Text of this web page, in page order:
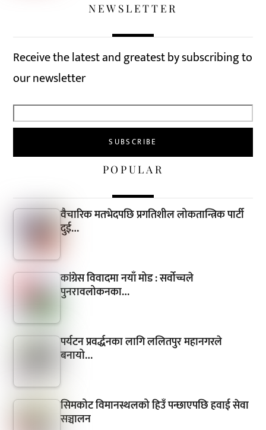
NEWSLETTER
Receive the latest and greatest by subscribing to
our newsletter
POPULAR
वैचारिक मतभेदपछि प्रगतिशील लोकतान्त्रिक पार्टी
दुई…
कांग्रेस विवादमा नयाँ मोड : सर्वोच्चले
पुनरावलोकनका…
पर्यटन प्रवर्द्धनका लागि ललितपुर महानगरले
बनायो…
सिमकोट विमानस्थलको हिउँ पन्छाएपछि हवाई सेवा
सञ्चालन